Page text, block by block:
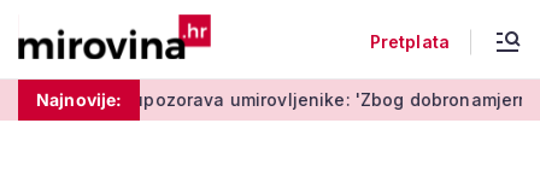
Pretplata
Najnovije:
Policija upozorava umirovljenike: 'Zbog dobronamjernosti